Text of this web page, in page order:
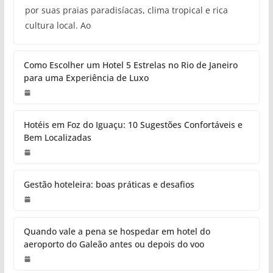
por suas praias paradisíacas, clima tropical e rica
cultura local. Ao
Como Escolher um Hotel 5 Estrelas no Rio de Janeiro
para uma Experiência de Luxo
Hotéis em Foz do Iguaçu: 10 Sugestões Confortáveis e
Bem Localizadas
Gestão hoteleira: boas práticas e desafios
Quando vale a pena se hospedar em hotel do
aeroporto do Galeão antes ou depois do voo